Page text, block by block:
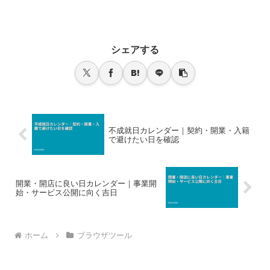
シェアする
不成就日カレンダー｜契約・開業・入籍
で避けたい日を確認
開業・開店に良い日カレンダー｜事業開
始・サービス公開に向く吉日
ホーム ブラウザツール